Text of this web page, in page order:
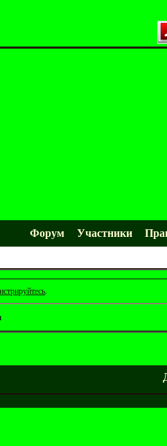
Форум Участники